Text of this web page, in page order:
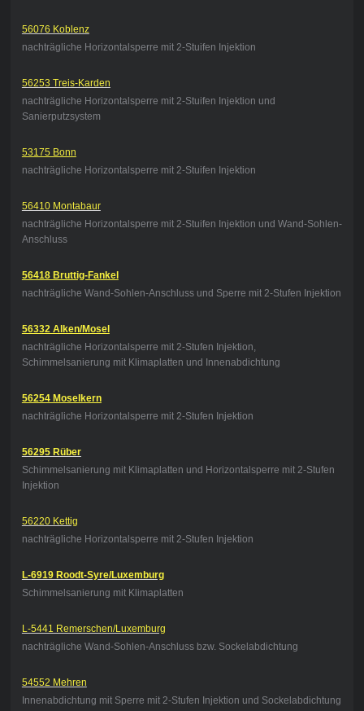
56076 Koblenz
nachträgliche Horizontalsperre mit 2-Stuifen Injektion
56253 Treis-Karden
nachträgliche Horizontalsperre mit 2-Stuifen Injektion und
Sanierputzsystem
53175 Bonn
nachträgliche Horizontalsperre mit 2-Stuifen Injektion
56410 Montabaur
nachträgliche Horizontalsperre mit 2-Stuifen Injektion und Wand-Sohlen-
Anschluss
56418 Bruttig-Fankel
nachträgliche Wand-Sohlen-Anschluss und Sperre mit 2-Stufen Injektion
56332 Alken/Mosel
nachträgliche Horizontalsperre mit 2-Stufen Injektion,
Schimmelsanierung mit Klimaplatten und Innenabdichtung
56254 Moselkern
nachträgliche Horizontalsperre mit 2-Stufen Injektion
56295 Rüber
Schimmelsanierung mit Klimaplatten und Horizontalsperre mit 2-Stufen
Injektion
56220 Kettig
nachträgliche Horizontalsperre mit 2-Stufen Injektion
L-6919 Roodt-Syre/Luxemburg
Schimmelsanierung mit Klimaplatten
L-5441 Remerschen/Luxemburg
nachträgliche Wand-Sohlen-Anschluss bzw. Sockelabdichtung
54552 Mehren
Innenabdichtung mit Sperre mit 2-Stufen Injektion und Sockelabdichtung